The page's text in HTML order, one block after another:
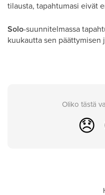
tilausta, tapahtumasi eivät
Solo-suunnitelmassa
kuukautta sen päättymisen
Oliko tästä
😞